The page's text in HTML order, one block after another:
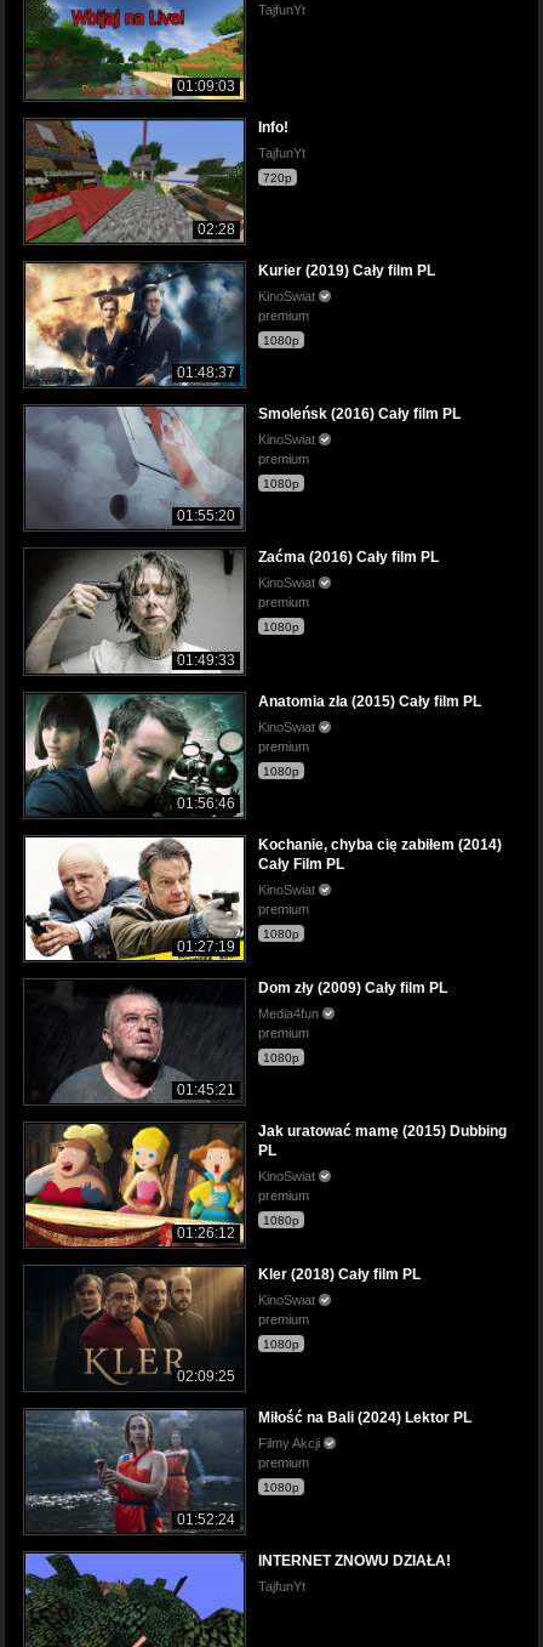
01:09:03
TajfunYt
02:28
Info!
TajfunYt
720p
01:48:37
Kurier (2019) Cały film PL
KinoSwiat
premium
1080p
01:55:20
Smoleńsk (2016) Cały film PL
KinoSwiat
premium
1080p
01:49:33
Zaćma (2016) Cały film PL
KinoSwiat
premium
1080p
01:56:46
Anatomia zła (2015) Cały film PL
KinoSwiat
premium
1080p
01:27:19
Kochanie, chyba cię zabiłem (2014)
Cały Film PL
KinoSwiat
premium
1080p
01:45:21
Dom zły (2009) Cały film PL
Media4fun
premium
1080p
01:26:12
Jak uratować mamę (2015) Dubbing
PL
KinoSwiat
premium
1080p
02:09:25
Kler (2018) Cały film PL
KinoSwiat
premium
1080p
01:52:24
Miłość na Bali (2024) Lektor PL
Filmy Akcji
premium
1080p
INTERNET ZNOWU DZIAŁA!
TajfunYt